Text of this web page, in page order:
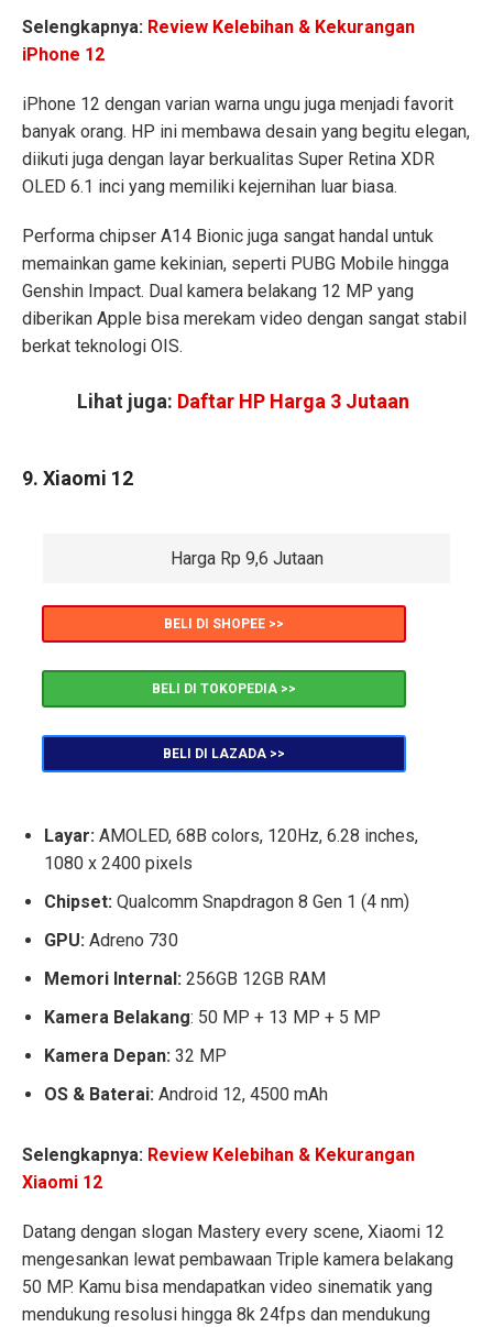
Selengkapnya: Review Kelebihan & Kekurangan
iPhone 12
iPhone 12 dengan varian warna ungu juga menjadi favorit
banyak orang. HP ini membawa desain yang begitu elegan,
diikuti juga dengan layar berkualitas Super Retina XDR
OLED 6.1 inci yang memiliki kejernihan luar biasa.
Performa chipser A14 Bionic juga sangat handal untuk
memainkan game kekinian, seperti PUBG Mobile hingga
Genshin Impact. Dual kamera belakang 12 MP yang
diberikan Apple bisa merekam video dengan sangat stabil
berkat teknologi OIS.
Lihat juga: Daftar HP Harga 3 Jutaan
9. Xiaomi 12
Harga Rp 9,6 Jutaan
BELI DI SHOPEE >>
BELI DI TOKOPEDIA >>
BELI DI LAZADA >>
Layar: AMOLED, 68B colors, 120Hz, 6.28 inches,
1080 x 2400 pixels
Chipset: Qualcomm Snapdragon 8 Gen 1 (4 nm)
GPU: Adreno 730
Memori Internal: 256GB 12GB RAM
Kamera Belakang: 50 MP + 13 MP + 5 MP
Kamera Depan: 32 MP
OS & Baterai: Android 12, 4500 mAh
Selengkapnya: Review Kelebihan & Kekurangan
Xiaomi 12
Datang dengan slogan Mastery every scene, Xiaomi 12
mengesankan lewat pembawaan Triple kamera belakang
50 MP. Kamu bisa mendapatkan video sinematik yang
mendukung resolusi hingga 8k 24fps dan mendukung